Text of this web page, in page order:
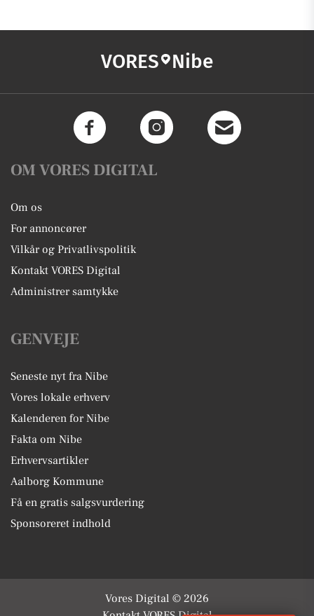
VORES Nibe
OM VORES DIGITAL
Om os
For annoncører
Vilkår og Privatlivspolitik
Kontakt VORES Digital
Administrer samtykke
GENVEJE
Seneste nyt fra Nibe
Vores lokale erhverv
Kalenderen for Nibe
Fakta om Nibe
Erhvervsartikler
Aalborg Kommune
Få en gratis salgsvurdering
Sponsoreret indhold
Vores Digital © 2026